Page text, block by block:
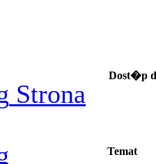
Strona
Dost�p
Temat